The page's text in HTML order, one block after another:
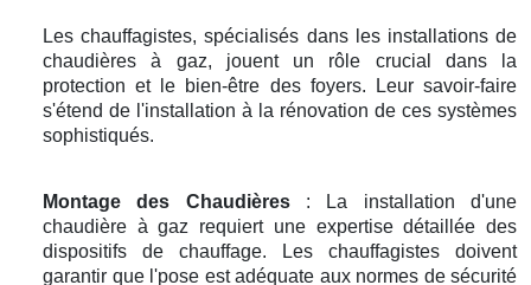
Les chauffagistes, spécialisés dans les installations de
chaudières à gaz, jouent un rôle crucial dans la
protection et le bien-être des foyers. Leur savoir-faire
s'étend de l'installation à la rénovation de ces systèmes
sophistiqués.
Montage des Chaudières: La installation d'une
chaudière à gaz requiert une expertise détaillée des
dispositifs de chauffage. Les chauffagistes doivent
garantir que l'pose est adéquate aux normes de sécurité